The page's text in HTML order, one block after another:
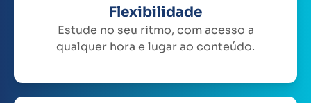
Flexibilidade
Estude no seu ritmo, com acesso a
qualquer hora e lugar ao conteúdo.